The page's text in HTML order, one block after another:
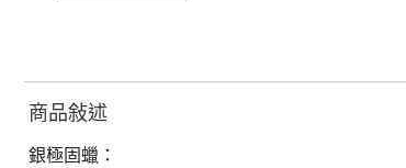
商品敍述
銀極固蠟：